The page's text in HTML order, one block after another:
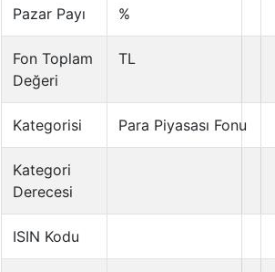
Pazar Payı %
Fon Toplam
Değeri
TL
Kategorisi Para Piyasası Fonu
Kategori
Derecesi
ISIN Kodu